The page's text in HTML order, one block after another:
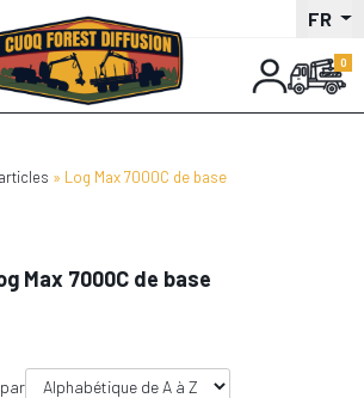
FR
Log Max 7000C de base
Max 7000C de base